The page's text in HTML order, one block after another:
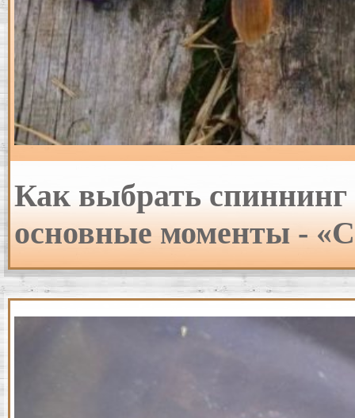
Как выбрать
основные моменты -